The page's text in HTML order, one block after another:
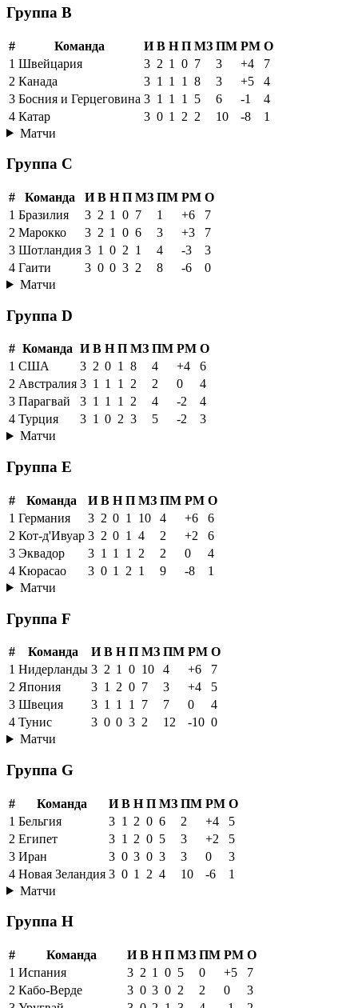
Группа B
# Команда И В Н П МЗ ПМ РМ О
1 Швейцария 3 2 1 0 7 3 +4
7
2 Канада 3 1 1 1 8 3 +5
4
3 Босния и Герцеговина 3 1 1 1 5 6 -1
4
4 Катар 3 0 1 2 2 10 -8
1
Матчи
Группа C
# Команда И В Н П МЗ ПМ РМ О
1 Бразилия 3 2 1 0 7 1 +6
7
2 Марокко 3 2 1 0 6 3 +3
7
3 Шотландия 3 1 0 2 1 4 -3
3
4 Гаити 3 0 0 3 2 8 -6
0
Матчи
Группа D
# Команда И В Н П МЗ ПМ РМ О
1 США 3 2 0 1 8 4 +4
6
2 Австралия 3 1 1 1 2 2 0
4
3 Парагвай 3 1 1 1 2 4 -2
4
4 Турция 3 1 0 2 3 5 -2
3
Матчи
Группа E
# Команда И В Н П МЗ ПМ РМ О
1 Германия 3 2 0 1 10 4 +6
6
2 Кот-д'Ивуар 3 2 0 1 4 2 +2
6
3 Эквадор 3 1 1 1 2 2 0
4
4 Кюрасао 3 0 1 2 1 9 -8
1
Матчи
Группа F
# Команда И В Н П МЗ ПМ РМ О
1 Нидерланды 3 2 1 0 10 4 +6
7
2 Япония 3 1 2 0 7 3 +4
5
3 Швеция 3 1 1 1 7 7 0
4
4 Тунис 3 0 0 3 2 12 -10 0
Матчи
Группа G
# Команда И В Н П МЗ ПМ РМ О
1 Бельгия 3 1 2 0 6 2 +4
5
2 Египет 3 1 2 0 5 3 +2
5
3 Иран 3 0 3 0 3 3 0
3
4 Новая Зеландия 3 0 1 2 4 10 -6
1
Матчи
Группа H
# Команда И В Н П МЗ ПМ РМ О
1 Испания 3 2 1 0 5 0 +5
7
2 Кабо-Верде 3 0 3 0 2 2 0
3